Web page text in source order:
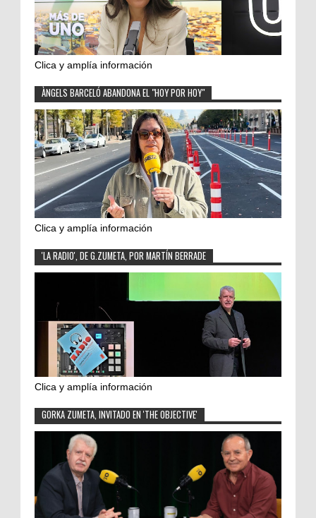
Clica y amplía información
ÀNGELS BARCELÓ ABANDONA EL "HOY POR HOY"
Clica y amplía información
'LA RADIO', DE G.ZUMETA, POR MARTÍN BERRADE
Clica y amplía información
GORKA ZUMETA, INVITADO EN 'THE OBJECTIVE'